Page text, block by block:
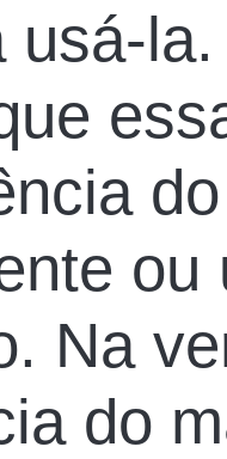
usá-
ou
Na
do